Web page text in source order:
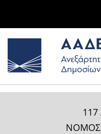
ΝΟΜΟΣ